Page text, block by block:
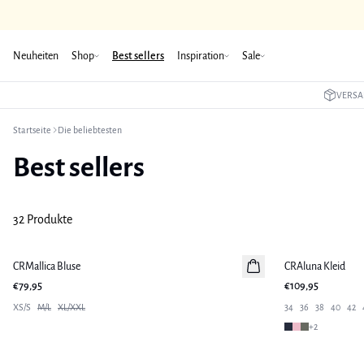
Neuheiten Shop Best sellers Inspiration Sale
Startseite Die beliebtesten
Best sellers
32 Produkte
Neuheiten
CRMallica Bluse
€79,95
XS/S M/L XL/XXL
Neuheiten
CRAluna Kleid
€109,95
34 36 38 40 42
+2